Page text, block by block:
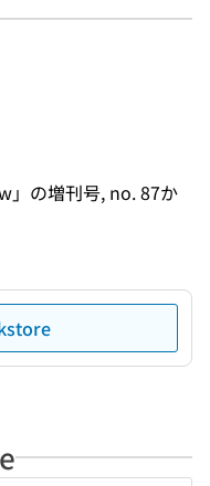
」の増刊号, no. 87か